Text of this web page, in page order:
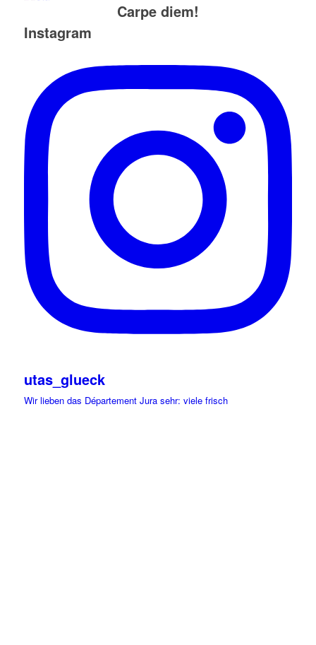
Carpe diem!
Instagram
utas_glueck
Wir lieben das Département Jura sehr: viele frisch